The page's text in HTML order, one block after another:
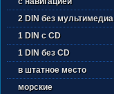
2 DIN без мультимедиа
1 DIN с CD
1 DIN без CD
в штатное место
морские